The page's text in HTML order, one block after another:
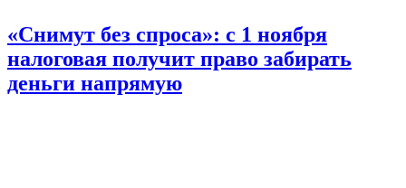
«Снимут без спроса»: с 1 ноября
налоговая получит право забирать
деньги напрямую